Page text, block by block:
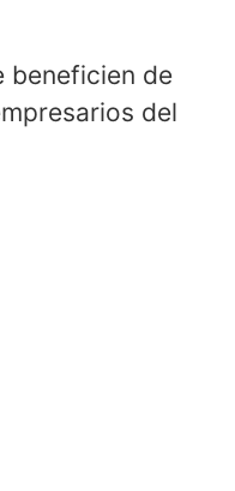
beneficien de
del